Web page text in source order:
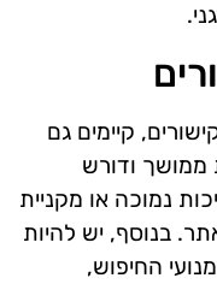
קיימים גם
ממושך ודורש
נמוכה או מקניית
בנוסף, יש להיות
החיפוש,